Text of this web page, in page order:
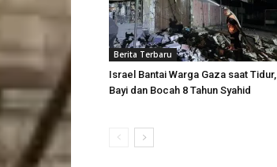
Berita Terbaru
Israel Bantai Warga Gaza saat Tidur,
Bayi dan Bocah 8 Tahun Syahid